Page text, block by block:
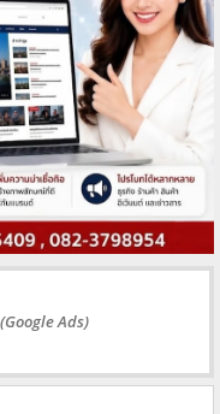
Ads)